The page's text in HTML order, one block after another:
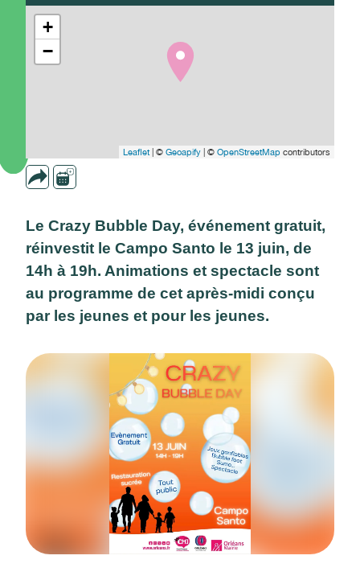
+
−
Leaflet| © Geoapify | © OpenStreetMap contributors
Le Crazy Bubble Day, événement gratuit,
réinvestit le Campo Santo le 13 juin, de
14h à 19h. Animations et spectacle sont
au programme de cet après-midi conçu
par les jeunes et pour les jeunes.